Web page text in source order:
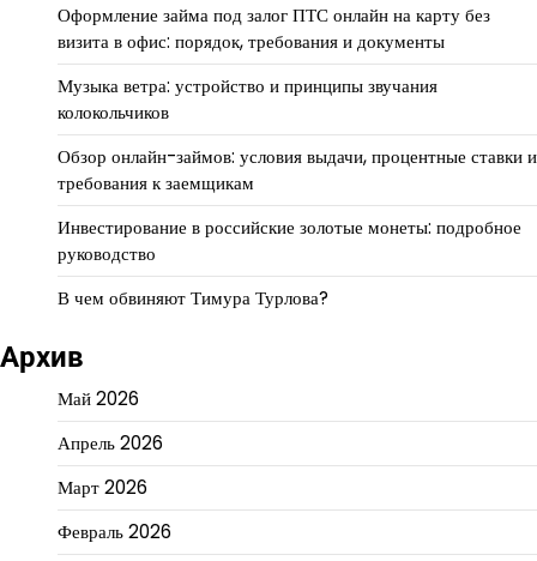
Оформление займа под залог ПТС онлайн на карту без
визита в офис: порядок, требования и документы
Музыка ветра: устройство и принципы звучания
колокольчиков
Обзор онлайн-займов: условия выдачи, процентные ставки и
требования к заемщикам
Инвестирование в российские золотые монеты: подробное
руководство
В чем обвиняют Тимура Турлова?
Архив
Май 2026
Апрель 2026
Март 2026
Февраль 2026